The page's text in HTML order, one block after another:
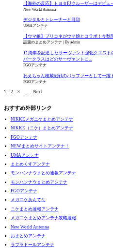
【海外の反応】トヨタFJクルーザーはデビュ
New World Antenna
デジタルとトレーナーと目印
UMAアンテナ
【ウマ娘】プリコネがウマ娘とコラボ！今秋
話題のまとめアンテナ By admin
11周年を記念したサーヴァント強化クエス
バークラスはどのサーヴァントに...
FGOアンテナ
わえちゃん槍戴冠戦のバッファーとして一躍
FGOアンテナ
1 2 3 Next
おすすめ外部リンク
NIKKEメガニケまとめアンテナ
NIKKE（ニケ）まとめアンテナ
FGOアンテナ
NEWまとめサイトアンテナ！
UMAアンテナ
まとめくすアンテナ
モンハンナウまとめ速報アンテナ
モンハンナウまとめアンテナ
FGOアンテナ
メガニケあんてな
ニケまとめ速報アンテナ
メガニケまとめアンテナ攻略速報
New World Antenna
おまとめアンテナ
ラブラドールアンテナ